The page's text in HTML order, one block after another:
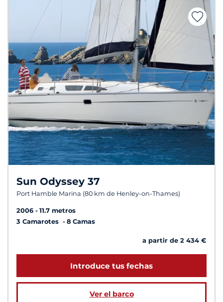
Sun Odyssey 37
Port Hamble Marina (80 km de Henley-on-Thames)
2006
11.7 metros
3 Camarotes
8 Camas
a partir de 2 434 €
Introduce tus fechas
Ver el barco